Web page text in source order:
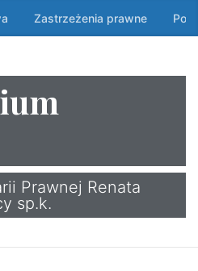
Zastrzeżenia prawne
Prawnej Renata
sp.k.